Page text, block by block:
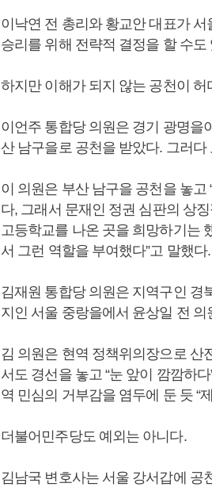
이낙연 전 총리와 황교안 대표가
승리를 위해 전략적 결정을 할 수도
하지만 이해가 되지 않는 공천이 허
이언주 통합당 의원은 경기 광명을
산 남구을로 공천을 받았다. 그러
이 의원은 부산 남구을 공천을 놓
다, 그래서 문재인 정권 심판의 상
고등학교를 나온 곳을 희망하기는
서 그런 역할을 부여했다”고 말했다.
김재원 통합당 의원은 지역구인 경
지인 서울 중랑을에서 윤상일 전
김 의원은 현역 정책위의장으로 산
서도 경선을 놓고 “눈 앞이 깜깜하
역 민심의 거부감을 염두에 둔 듯 “
더불어민주당도 예외는 아니다.
김남국 변호사는 서울 강서갑에 공